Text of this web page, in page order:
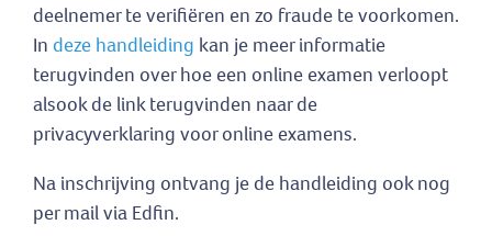
deelnemer te verifiëren en zo fraude te voorkomen.
In deze handleiding kan je meer informatie
terugvinden over hoe een online examen verloopt
alsook de link terugvinden naar de
privacyverklaring voor online examens.
Na inschrijving ontvang je de handleiding ook nog
per mail via Edfin.